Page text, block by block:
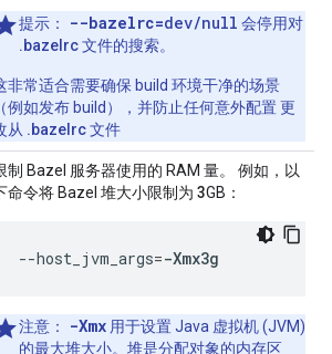
提示 ： --bazelrc=dev/null 会停用对
.bazelrc文件的搜索。
非常适合需要确保 build 环境干净的场景
（例如发布 build），并防止任何意外配置 更
从 .bazelrc文件
制 Bazel 服务器使用的 RAM 量。 例如，以
命令将 Bazel 堆大小限制为 3GB：
--host_jvm_args=-Xmx3g
注意 ： -Xmx 用于设置 Java 虚拟机 (JVM)
的最大堆大小。堆是分配对象的内存区